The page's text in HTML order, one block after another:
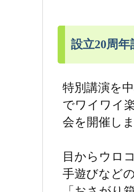
設立20周
特別講演を
でワイワイ
会を開催し
目からウロ
手遊びなど